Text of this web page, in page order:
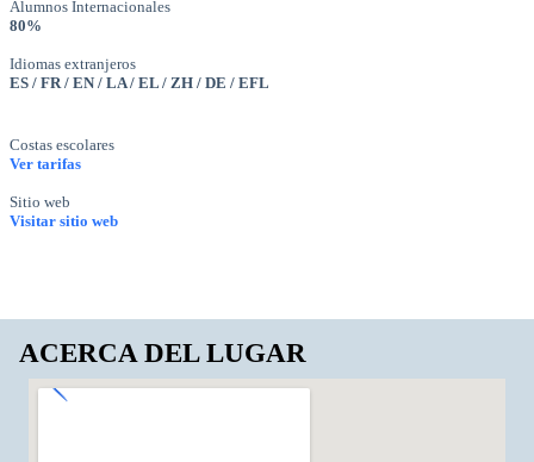
Alumnos Internacionales
80%
Idiomas extranjeros
ES / FR / EN / LA / EL / ZH / DE / EFL
Costas escolares
Ver tarifas
Sitio web
Visitar sitio web
ACERCA DEL LUGAR